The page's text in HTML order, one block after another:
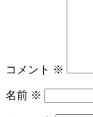
コメント ※
名前 ※